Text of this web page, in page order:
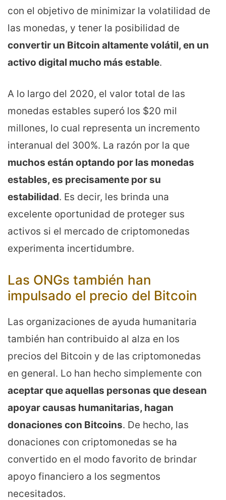
con el objetivo de minimizar la volatilidad de
las monedas, y tener la posibilidad de
convertir un Bitcoin altamente volátil, en un
activo digital mucho más estable.
A lo largo del 2020, el valor total de las
monedas estables superó los $20 mil
millones, lo cual representa un incremento
interanual del 300%. La razón por la que
muchos están optando por las monedas
estables, es precisamente por su
estabilidad. Es decir, les brinda una
excelente oportunidad de proteger sus
activos si el mercado de criptomonedas
experimenta incertidumbre.
Las ONGs también han
impulsado el precio del Bitcoin
Las organizaciones de ayuda humanitaria
también han contribuido al alza en los
precios del Bitcoin y de las criptomonedas
en general. Lo han hecho simplemente con
aceptar que aquellas personas que desean
apoyar causas humanitarias, hagan
donaciones con Bitcoins. De hecho, las
donaciones con criptomonedas se ha
convertido en el modo favorito de brindar
apoyo financiero a los segmentos
necesitados.